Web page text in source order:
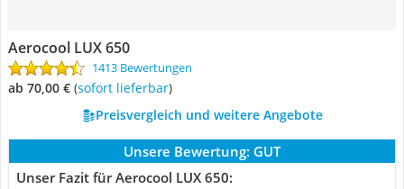
Aerocool LUX 650
1413 Bewertungen
ab 70,00 € ( Sofort lieferbar)
Preisvergleich und weitere Angebote
Unsere Bewertung: GUT
Unser Fazit für Aerocool LUX 650: